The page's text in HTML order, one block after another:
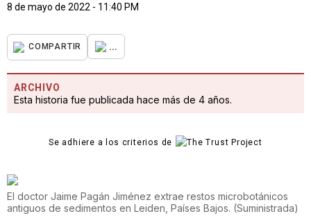
8 de mayo de 2022 - 11:40 PM
COMPARTIR ...
ARCHIVO
Esta historia fue publicada hace más de 4 años.
Se adhiere a los criterios de
El doctor Jaime Pagán Jiménez extrae restos microbotánicos
antiguos de sedimentos en Leiden, Países Bajos. (Suministrada)